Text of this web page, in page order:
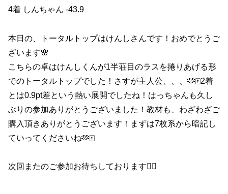
4着 しんちゃん -43.9
本日の、トータルトップはけんしさんです！おめでとうご
ざいます🌸
こちらの卓はけんしくんが1半荘目のラスを捲りあげる形
でのトータルトップでした！さすが主人公、、、🫶🀄️2着
とは0.9pt差という熱い展開でしたね！はっちゃんも久し
ぶりの参加ありがとうございました！教材も、わざわざご
購入頂きありがとうございます！まずは7枚系から暗記し
ていってくださいね🫶🀄️
次回またのご参加お待ちしております🙇‍♀️